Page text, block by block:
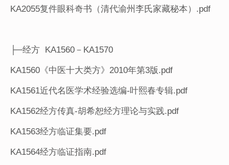
KA2055复件眼科奇书（清代渝州李氏家藏秘本）.pdf
├─经方 KA1560－KA1570
KA1560《中医十大类方》2010年第3版.pdf
KA1561近代名医学术经验选编-叶熙春专辑.pdf
KA1562经方传真-胡希恕经方理论与实践.pdf
KA1563经方临证集要.pdf
KA1564经方临证指南.pdf